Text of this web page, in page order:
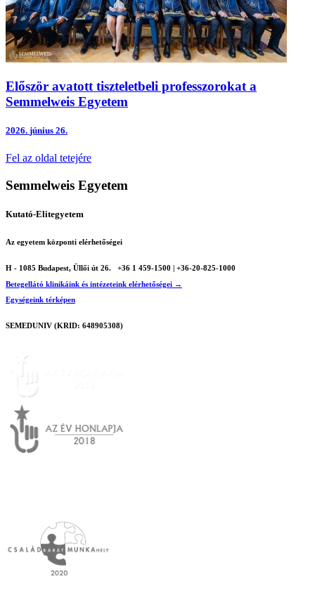
Először avatott tiszteletbeli professzorokat a
Semmelweis Egyetem
2026. június 26.
Fel az oldal tetejére
Semmelweis Egyetem
Kutató-Elitegyetem
Az egyetem központi elérhetőségei
H - 1085 Budapest, Üllői út 26.
+36 1 459-1500 | +36-20-825-1000
Betegellátó klinikáink és intézeteink elérhetőségei →
Egységeink térképen
SEMEDUNIV (KRID: 648905308)